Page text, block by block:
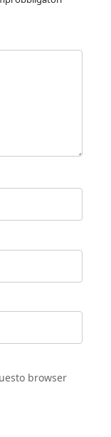
browser